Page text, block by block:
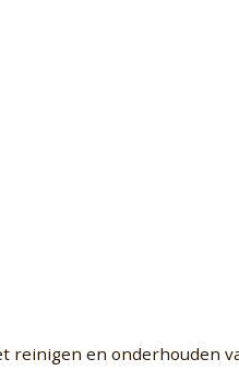
reinigen en onderhouden